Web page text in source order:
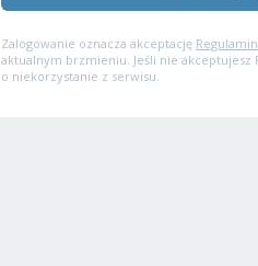
Zalogowanie oznacza akceptację
aktualnym brzmieniu. Jeśli nie akceptujesz
o niekorzystanie z serwisu.